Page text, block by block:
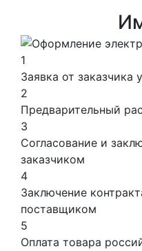
1
Заявка от заказчика
2
Предварительный
3
Согласование и
заказчиком
4
Заключение
поставщиком
5
Оплата товара